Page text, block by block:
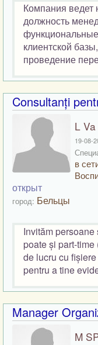
Компания ведет
должность
клиентской
проведение
Consultanți
L Va
19-08-
в
открыт
город: Бельцы
Invităm
poate și part-
de lucru cu
pentru a tine
Manager
M